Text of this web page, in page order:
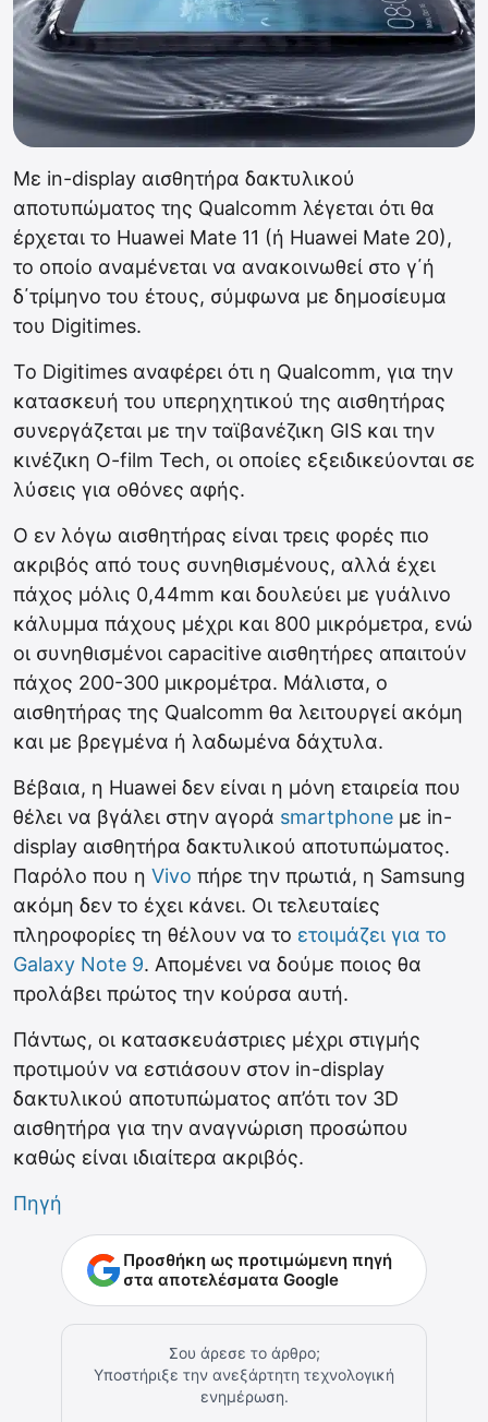
Με in-display αισθητήρα δακτυλικού
αποτυπώματος της Qualcomm λέγεται ότι θα
έρχεται το Huawei Mate 11 (ή Huawei Mate 20),
το οποίο αναμένεται να ανακοινωθεί στο γ΄ή
δ΄τρίμηνο του έτους, σύμφωνα με δημοσίευμα
του Digitimes.
Το Digitimes αναφέρει ότι η Qualcomm, για την
κατασκευή του υπερηχητικού της αισθητήρας
συνεργάζεται με την ταϊβανέζικη GIS και την
κινέζικη O-film Tech, οι οποίες εξειδικεύονται σε
λύσεις για οθόνες αφής.
Ο εν λόγω αισθητήρας είναι τρεις φορές πιο
ακριβός από τους συνηθισμένους, αλλά έχει
πάχος μόλις 0,44mm και δουλεύει με γυάλινο
κάλυμμα πάχους μέχρι και 800 μικρόμετρα, ενώ
οι συνηθισμένοι capacitive αισθητήρες απαιτούν
πάχος 200-300 μικρομέτρα. Μάλιστα, ο
αισθητήρας της Qualcomm θα λειτουργεί ακόμη
και με βρεγμένα ή λαδωμένα δάχτυλα.
Βέβαια, η Huawei δεν είναι η μόνη εταιρεία που
θέλει να βγάλει στην αγορά smartphone με in-
display αισθητήρα δακτυλικού αποτυπώματος.
Παρόλο που η Vivo πήρε την πρωτιά, η Samsung
ακόμη δεν το έχει κάνει. Οι τελευταίες
πληροφορίες τη θέλουν να το ετοιμάζει για το
Galaxy Note 9. Απομένει να δούμε ποιος θα
προλάβει πρώτος την κούρσα αυτή.
Πάντως, οι κατασκευάστριες μέχρι στιγμής
προτιμούν να εστιάσουν στον in-display
δακτυλικού αποτυπώματος απ’ότι τον 3D
αισθητήρα για την αναγνώριση προσώπου
καθώς είναι ιδιαίτερα ακριβός.
Πηγή
Προσθήκη ως προτιμώμενη πηγή
στα αποτελέσματα Google
Σου άρεσε το άρθρο;
Υποστήριξε την ανεξάρτητη τεχνολογική
ενημέρωση.